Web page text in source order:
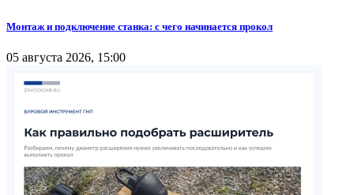
Монтаж и подключение станка: с чего начинается прокол
05 августа 2026, 15:00